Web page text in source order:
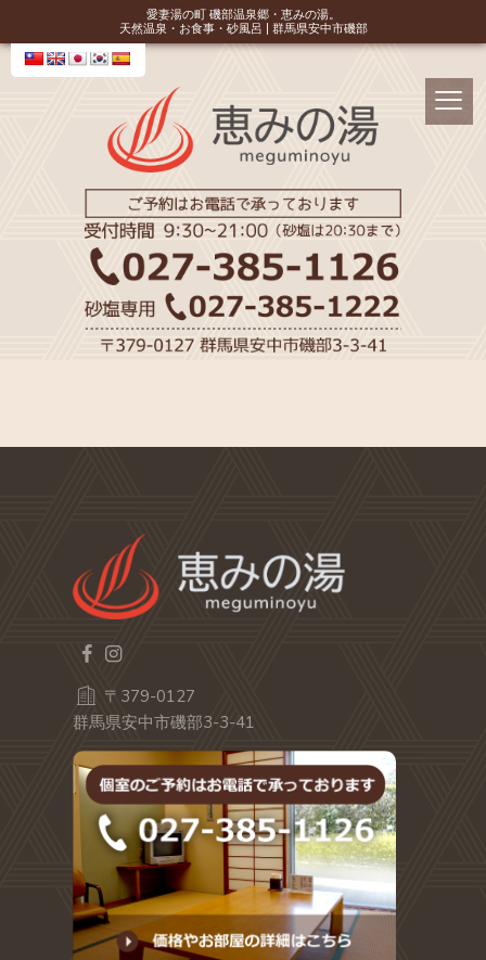
愛妻湯の町 磯部温泉郷・恵みの湯。
天然温泉・お食事・砂風呂 | 群馬県安中市磯部
〒379-0127
群馬県安中市磯部3-3-41